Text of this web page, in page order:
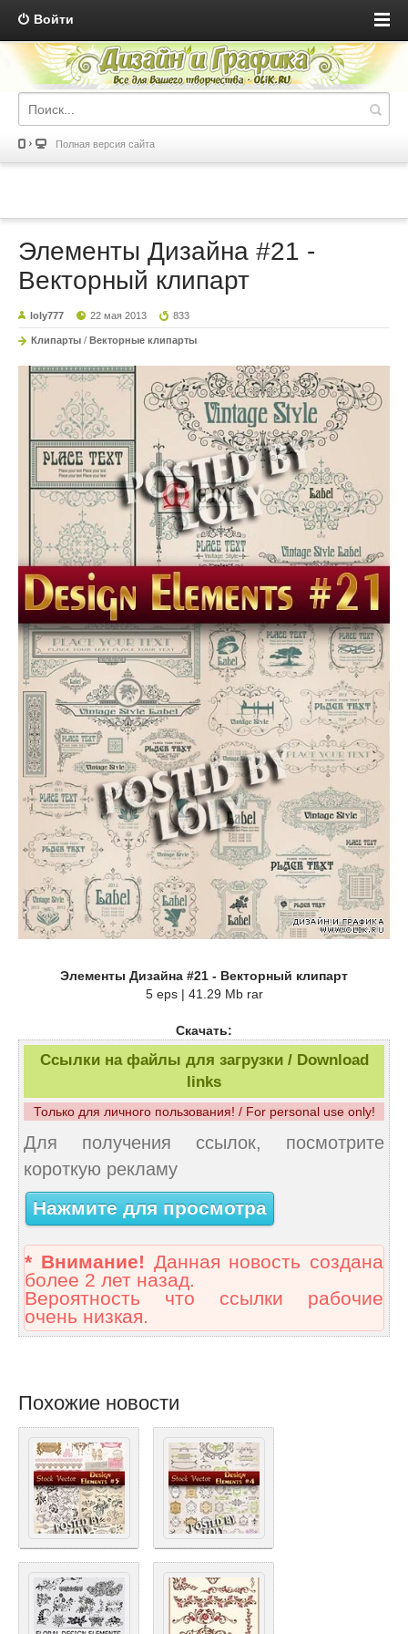
Войти
Полная версия сайта
Элементы Дизайна #21 -
Векторный клипарт
loly777 22 мая 2013 833
Клипарты / Векторные клипарты
Элементы Дизайна #21 - Векторный клипарт
5 eps | 41.29 Mb rar
Скачать:
Ссылки на файлы для загрузки / Download
links
Только для личного пользования! / For personal use only!
Для получения ссылок, посмотрите
короткую рекламу
Нажмите для просмотра
* Внимание! Данная новость создана
более 2 лет назад.
Вероятность что ссылки рабочие
очень низкая.
Похожие новости